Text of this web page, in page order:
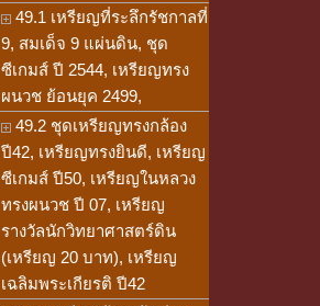
49.1 เหรียญที่ระลึกรัชกาลที่
9, สมเด็จ 9 แผ่นดิน, ชุด
ซีเกมส์ ปี 2544, เหรียญทรง
ผนวช ย้อนยุค 2499,
49.2 ชุดเหรียญทรงกล้อง
ปี42, เหรียญทรงยินดี, เหรียญ
ซีเกมส์ ปี50, เหรียญในหลวง
ทรงผนวช ปี 07, เหรียญ
รางวัลนักวิทยาศาสตร์ดิน
(เหรียญ 20 บาท), เหรียญ
เฉลิมพระเกียรติ ปี42